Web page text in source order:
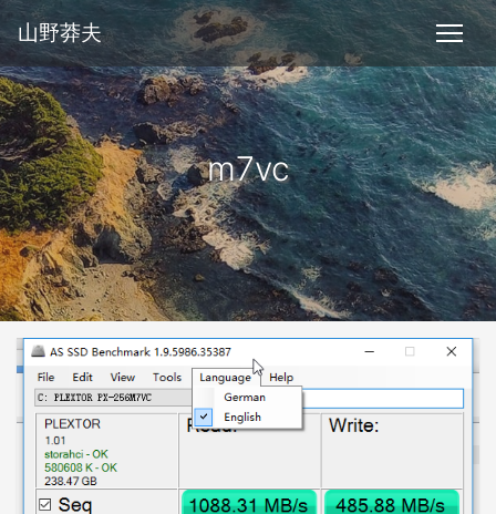
山野莽夫
m7vc